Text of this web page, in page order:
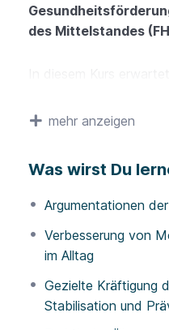
des Mittelstandes
theoretisches
Der Kurs vermittelt
Kunden die
Bezug auf
verständlich zu
mehr anzeigen
Was wirst Du
Argumentationen
Verbesserung von
im Alltag
Gezielte Kräftigung
Stabilisation und